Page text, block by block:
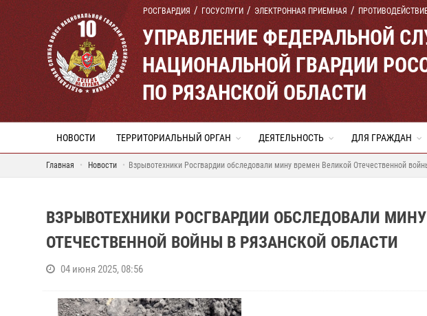
РОСГВАРДИЯ ГОСУСЛУГИ ЭЛЕКТРОННАЯ ПРИЕМНАЯ
УПРАВЛЕНИЕ ФЕДЕРАЛЬНОЙ
НАЦИОНАЛЬНОЙ ГВАРДИИ
ПО РЯЗАНСКОЙ ОБЛАСТИ
НОВОСТИ ТЕРРИТОРИАЛЬНЫЙ ОРГАН ДЕЯТЕЛЬНОСТЬ ДЛЯ ГРАЖДАН
Главная Новости Взрывотехники Росгвардии обследовали мину времен Великой Отечественной
ВЗРЫВОТЕХНИКИ РОСГВАРДИИ ОБСЛЕДОВАЛИ
ОТЕЧЕСТВЕННОЙ ВОЙНЫ В РЯЗАНСКОЙ ОБЛАСТИ
04 июня 2025, 08:56